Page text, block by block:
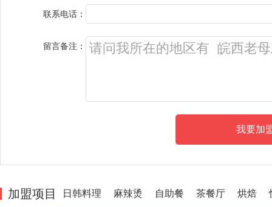
联系电话：
留言备注：
加盟项目 烘焙
茶餐厅
自助餐
麻辣烫
日韩料理